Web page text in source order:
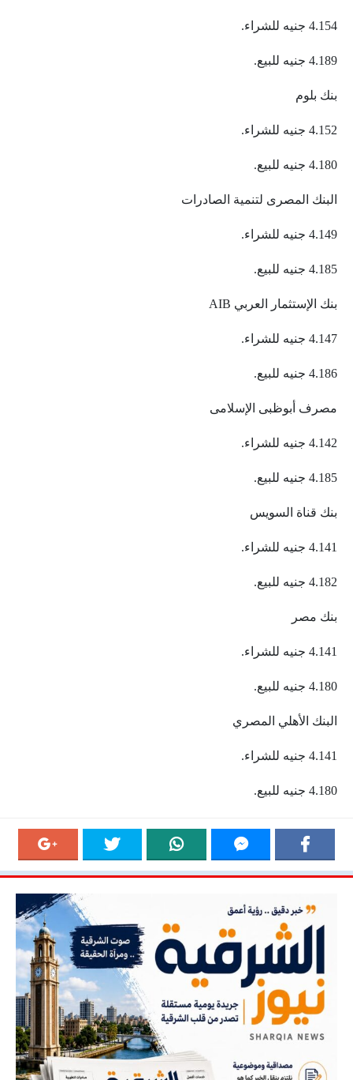
4.154 جنيه للشراء.
4.189 جنيه للبيع.
بنك بلوم
4.152 جنيه للشراء.
4.180 جنيه للبيع.
البنك المصرى لتنمية الصادرات
4.149 جنيه للشراء.
4.185 جنيه للبيع.
بنك الإستثمار العربي AIB
4.147 جنيه للشراء.
4.186 جنيه للبيع.
مصرف أبوظبى الإسلامى
4.142 جنيه للشراء.
4.185 جنيه للبيع.
بنك قناة السويس
4.141 جنيه للشراء.
4.182 جنيه للبيع.
بنك مصر
4.141 جنيه للشراء.
4.180 جنيه للبيع.
البنك الأهلي المصري
4.141 جنيه للشراء.
4.180 جنيه للبيع.